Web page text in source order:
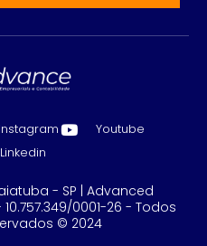
Instagram
Youtube
Linkedin
- SP | Advanced
0001-26 - Todos
© 2024